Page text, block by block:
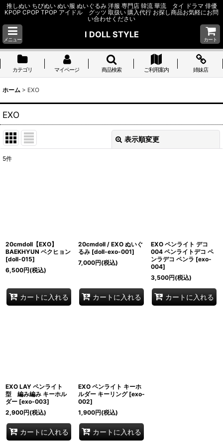
推しぬい ちびぬい ぬい服 ぬいぐるみ 洋服 専門店 韓流 華流 タイ ドラマ 俳優
KPOP CPOP TPOP アイドル グッツ 取扱い 購入代行 お探し商品お気軽にお問
い合わせください
メニュー
I DOLL STYLE
カート
カテゴリ マイページ 商品検索 ご利用案内 姉妹店
ホーム > EXO
EXO
表示順変更
絞り込む
5件
20cmdoll【EXO】
BAEKHYUN ベクヒョン
[doll-015]
6,500円(税込)
カートに入れる
20cmdoll / EXO ぬいぐ
るみ [doll-exo-001]
7,000円(税込)
カートに入れる
EXO ペンライト デコ
004 ペンライトデコ ペ
ンラデコ ペンラ [exo-
004]
3,500円(税込)
カートに入れる
EXO LAY ペンライト
型 編み編み キーホル
ダー [exo-003]
2,900円(税込)
カートに入れる
EXO ペンライト キーホ
ルダー キーリング [exo-
002]
1,900円(税込)
カートに入れる